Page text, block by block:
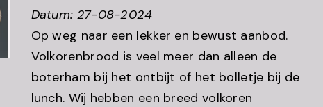
Datum: 27-08-2024
Op weg naar een lekker en bewust aanbod.
Volkorenbrood is veel meer dan alleen de
boterham bij het ontbijt of het bolletje bij de
lunch. Wij hebben een breed volkoren